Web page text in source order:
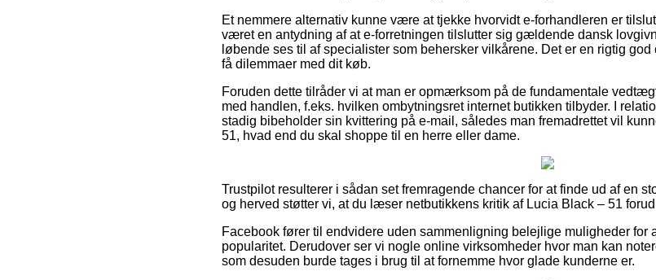
Et nemmere alternativ kunne være at tjekke hvorvidt e-forhandleren er
været en antydning af at e-forretningen tilslutter sig gældende dansk
løbende ses til af specialister som behersker vilkårene. Det er en rigtig
få dilemmaer med dit køb.
Foruden dette tilråder vi at man er opmærksom på de fundamentale
med handlen, f.eks. hvilken ombytningsret internet butikken tilbyder. I
stadig bibeholder sin kvittering på e-mail, således man fremadrettet vil
51, hvad end du skal shoppe til en herre eller dame.
Trustpilot resulterer i sådan set fremragende chancer for at finde ud af en
og herved støtter vi, at du læser netbutikkens kritik af Lucia Black – 51
Facebook fører til endvidere uden sammenligning belejlige muligheder for
popularitet. Derudover ser vi nogle online virksomheder hvor man kan
som desuden burde tages i brug til at fornemme hvor glade kunderne er.